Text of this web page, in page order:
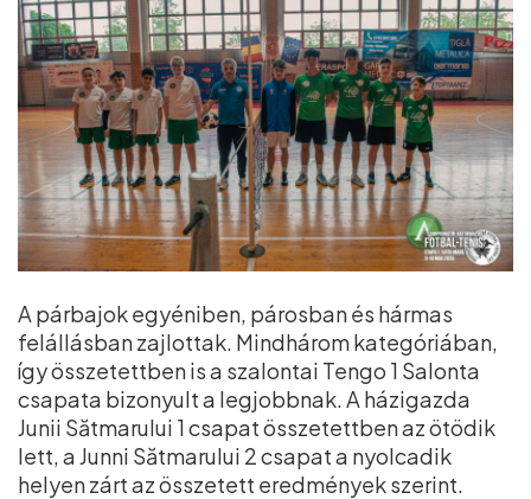
A párbajok egyéniben, párosban és hármas
felállásban zajlottak. Mindhárom kategóriában,
így összetettben is a szalontai Tengo 1 Salonta
csapata bizonyult a legjobbnak. A házigazda
Junii Sătmarului 1 csapat összetettben az ötödik
lett, a Junni Sătmarului 2 csapat a nyolcadik
helyen zárt az összetett eredmények szerint.